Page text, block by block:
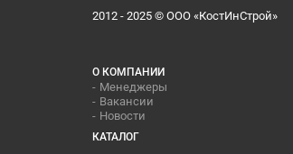
2012 - 2025 © ООО «КостИнСтрой»
О КОМПАНИИ
Менеджеры
Вакансии
Новости
КАТАЛОГ